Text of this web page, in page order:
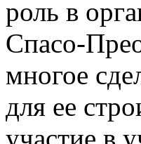
роль в
Спасо-
многое
для ее
участие в